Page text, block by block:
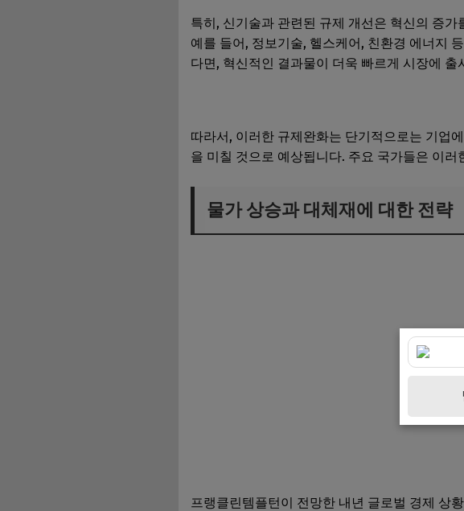
특히, 신기술과 관련된 규제 개선은 혁신의 증
예를 들어, 정보기술, 헬스케어, 친환경 에너지
다면, 혁신적인 결과물이 더욱 빠르게 시장에 출
따라서, 이러한 규제완화는 단기적으로는 기업
을 미칠 것으로 예상됩니다. 주요 국가들은 이
물가 상승과 대체재에 대한 전략
프랭클린템플턴이 전망한 내년 글로벌 경제 상